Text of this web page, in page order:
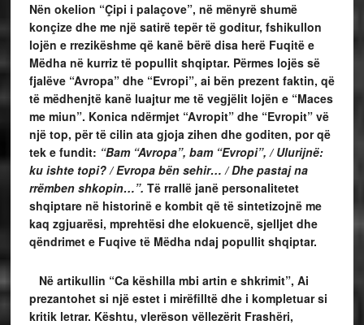
Nën okelion “Çipi i palaçove”, në mënyrë shumë
konçize dhe me një satirë tepër të goditur, fshikullon
lojën e rrezikëshme që kanë bërë disa herë Fuqitë e
Mëdha në kurriz të popullit shqiptar. Përmes lojës së
fjalëve “Avropa” dhe “Evropi”, ai bën prezent faktin, që
të mëdhenjtë kanë luajtur me të vegjëlit lojën e “Maces
me miun”. Konica ndërmjet “Avropit” dhe “Evropit” vë
një top, për të cilin ata gjoja zihen dhe goditen, por që
tek e fundit: “Bam “Avropa”, bam “Evropi”, / Ulurijnë:
ku ishte topi? / Evropa bën sehir… / Dhe pastaj na
rrëmben shkopin…”. Të rrallë janë personalitetet
shqiptare në historinë e kombit që të sintetizojnë me
kaq zgjuarësi, mprehtësi dhe elokuencë, sjelljet dhe
qëndrimet e Fuqive të Mëdha ndaj popullit shqiptar.
Në artikullin “Ca këshilla mbi artin e shkrimit”, Ai
prezantohet si një estet i mirëfilltë dhe i kompletuar si
kritik letrar. Kështu, vlerëson vëllezërit Frashëri,